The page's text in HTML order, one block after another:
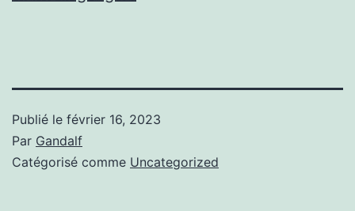
Publié le février 16, 2023
Par Gandalf
Catégorisé comme Uncategorized